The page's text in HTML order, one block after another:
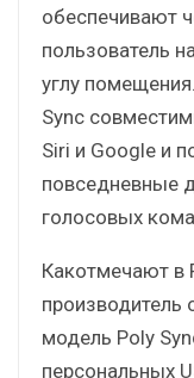
обеспечивают
пользователь
углу
Sync
Siri и Google и
повседневные
голосовых
Какотмечают в
производитель
модель Poly
персональных